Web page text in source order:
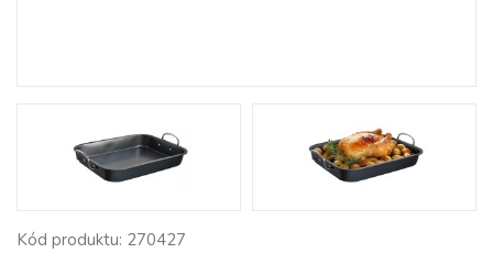
Kód produktu: 270427